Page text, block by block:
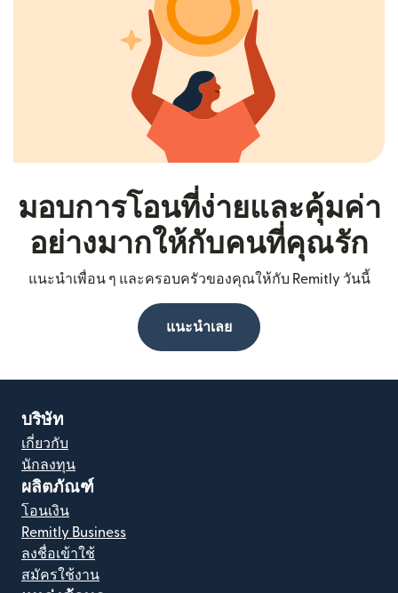
มอบการโอนที่ง่ายและคุ้มค่า
อย่างมากให้กับคนที่คุณรัก
แนะนำเพื่อน ๆ และครอบครัวของคุณให้กับ Remitly วันนี้
แนะนำเลย
บริษัท
เกี่ยวกับ
นักลงทุน
ผลิตภัณฑ์
โอนเงิน
Remitly Business
ลงชื่อเข้าใช้
สมัครใช้งาน